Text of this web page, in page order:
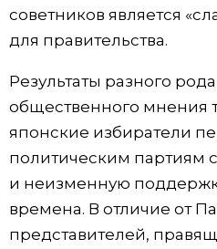
советников является
для правительства.
Результаты разного
общественного мнения
японские избиратели
политическим партиям
и неизменную
времена. В отличие от
представителей,